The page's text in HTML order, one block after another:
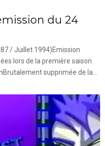
du 24
/ Juillet 1994)Emission
lors de la première saison
supprimée de la...